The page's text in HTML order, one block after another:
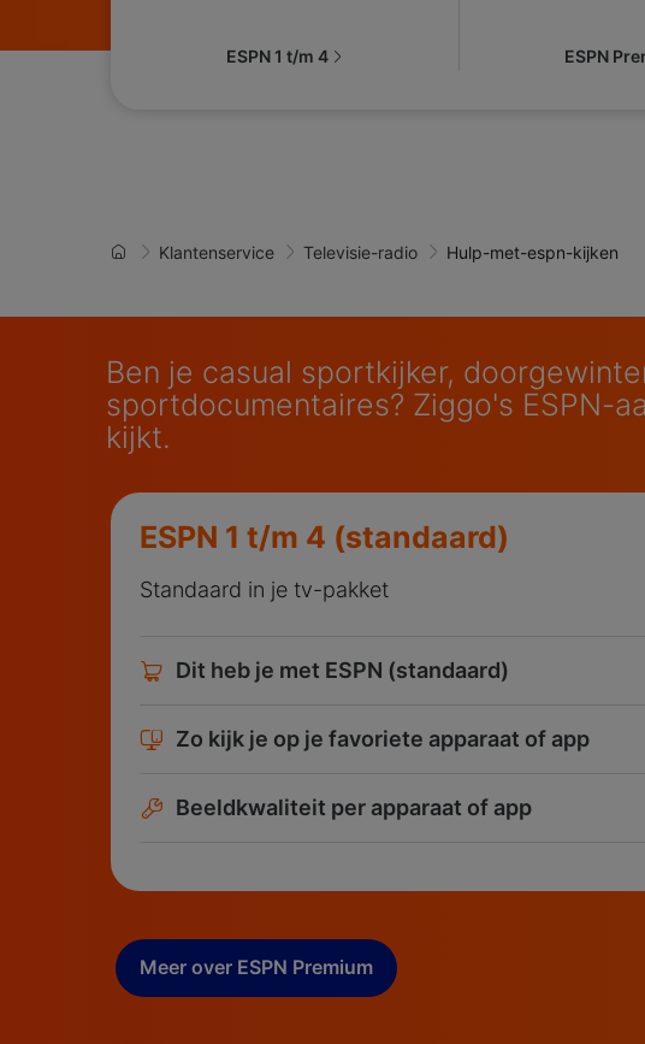
ESPN 1 t/m 4 ESPN
Klantenservice Televisie-radio Hulp-met-espn-kijken
Ben je casual sportkijker,
sportdocumentaires? Ziggo's ESPN-
kijkt.
ESPN 1 t/m 4 (standaard)
Standaard in je tv-pakket
Dit heb je met ESPN (standaard)
Zo kijk je op je favoriete apparaat of app
Beeldkwaliteit per apparaat of app
Meer over ESPN Premium